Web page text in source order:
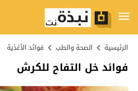
الرئيسية الصحة والطب فوائد الأغذية
فوائد خل التفاح للكرش